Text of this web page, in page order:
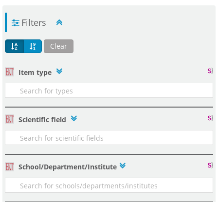
Filters
Clear
Item type
Scientific field
School/Department/Institute